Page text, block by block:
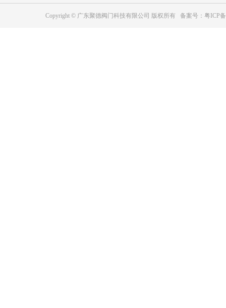
Copyright © 广东聚德阀门科技有限公司 版权所有 备案号： 粤ICP